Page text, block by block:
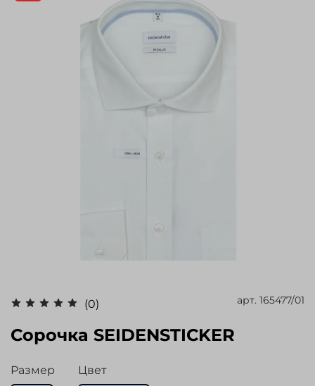
(0) арт. 165477/01
Сорочка SEIDENSTICKER
Размер Цвет